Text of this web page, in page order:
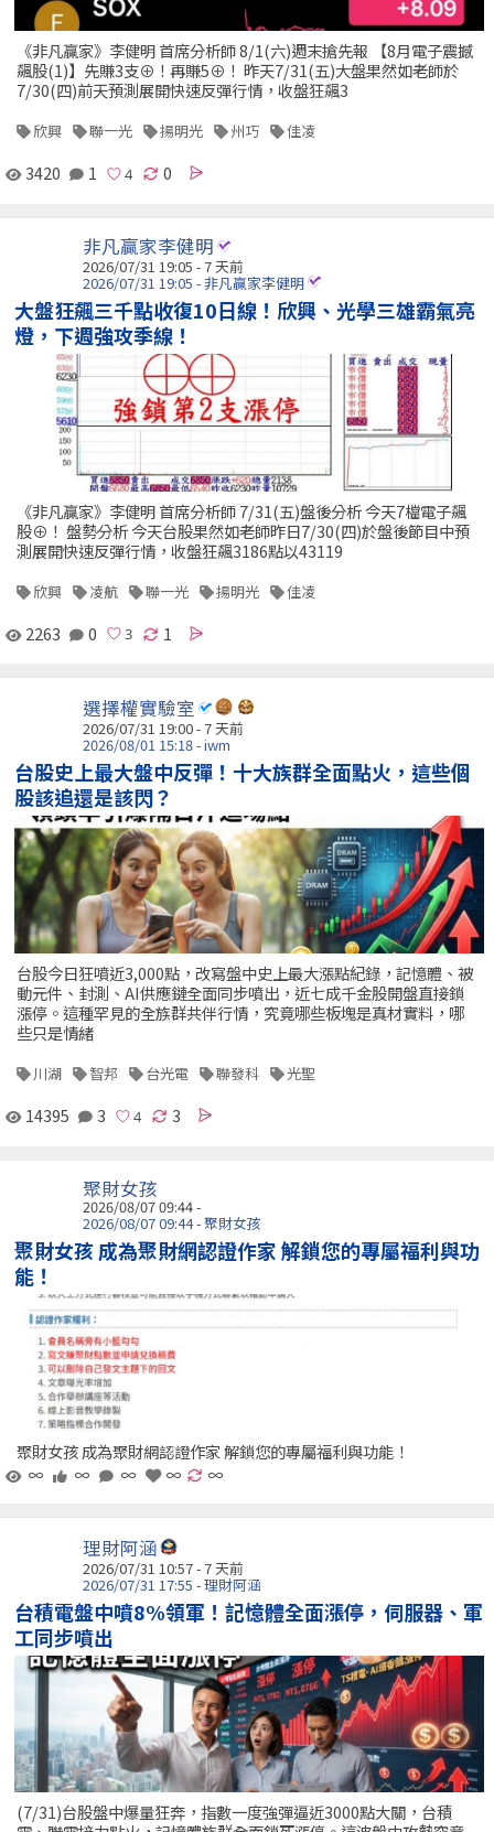
《非凡贏家》李健明 首席分析師 8/1(六)週末搶先報 【8月電子震撼
飆股(1)】先賺3支⊕！再賺5⊕！ 昨天7/31(五)大盤果然如老師於
7/30(四)前天預測展開快速反彈行情，收盤狂飆3
欣興 聯一光 揚明光 州巧 佳凌
3420 1 0
非凡贏家李健明
2026/07/31 19:05 - 7 天前
2026/07/31 19:05 - 非凡贏家李健明
大盤狂飆三千點收復10日線！欣興、光學三雄霸氣亮
燈，下週強攻季線！
《非凡贏家》李健明 首席分析師 7/31(五)盤後分析 今天7檔電子飆
股⊕！ 盤勢分析 今天台股果然如老師昨日7/30(四)於盤後節目中預
測展開快速反彈行情，收盤狂飆3186點以43119
欣興 凌航 聯一光 揚明光 佳凌
2263 0 1
選擇權實驗室
2026/07/31 19:00 - 7 天前
2026/08/01 15:18 - iwm
台股史上最大盤中反彈！十大族群全面點火，這些個
股該追還是該閃？
台股今日狂噴近3,000點，改寫盤中史上最大漲點紀錄，記憶體、被
動元件、封測、AI供應鏈全面同步噴出，近七成千金股開盤直接鎖
漲停。這種罕見的全族群共伴行情，究竟哪些板塊是真材實料，哪
些只是情緒
川湖 智邦 台光電 聯發科 光聖
14395 3 3
聚財女孩
2026/08/07 09:44 -
2026/08/07 09:44 - 聚財女孩
聚財女孩 成為聚財網認證作家 解鎖您的專屬福利與功
能！
聚財女孩 成為聚財網認證作家 解鎖您的專屬福利與功能！
∞
∞ ∞ ∞ ∞
理財阿涵
2026/07/31 10:57 - 7 天前
2026/07/31 17:55 - 理財阿涵
台積電盤中噴8%領軍！記憶體全面漲停，伺服器、軍
工同步噴出
(7/31)台股盤中爆量狂奔，指數一度強彈逼近3000點大關，台積